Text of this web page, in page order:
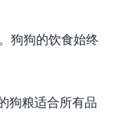
狗狗的饮食始终
狗粮适合所有品